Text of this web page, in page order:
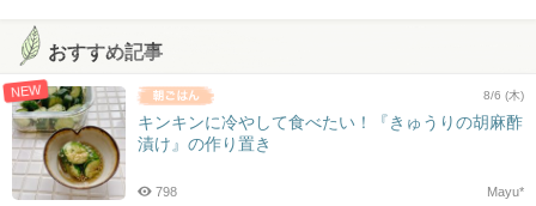
おすすめ記事
NEW 8/6 (木)
キンキンに冷やして食べたい！『きゅうりの胡麻酢
漬け』の作り置き
Mayu*
798